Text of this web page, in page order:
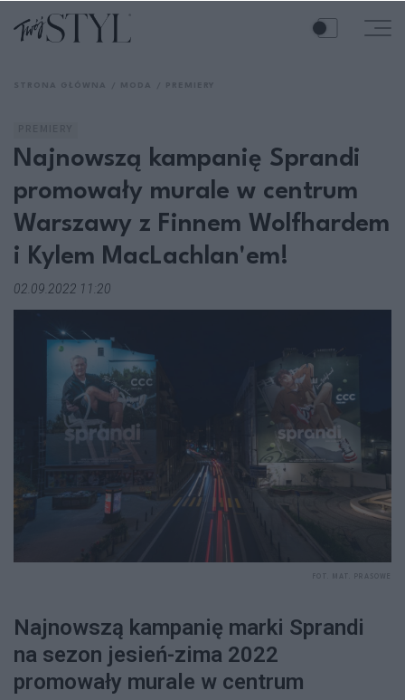
Najnowszą kampanię Sprandi
promowały murale w centrum
Warszawy z Finnem Wolfhardem
i Kylem MacLachlan'em!
02.09.2022 11:20
Najnowszą kampanię marki Sprandi
na sezon jesień-zima 2022
promowały murale w centrum